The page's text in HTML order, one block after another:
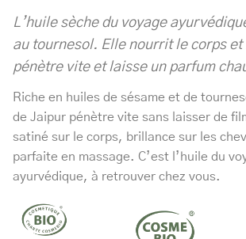
L’huile sèche du voyage
au tournesol. Elle nourrit le corps et
pénètre vite et laisse un parfum
Riche en huiles de sésame et de
de Jaipur pénètre vite sans laisser de
satiné sur le corps, brillance sur les
parfaite en massage. C’est l’huile du
ayurvédique, à retrouver chez vous.